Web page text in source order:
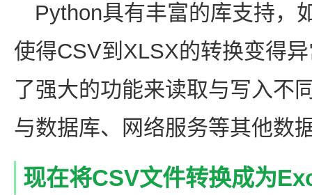
Python具有丰富的库支持，
使得CSV到XLSX的转换变得
了强大的功能来读取与写入不
与数据库、网络服务等其他数
现在将CSV文件转换成为